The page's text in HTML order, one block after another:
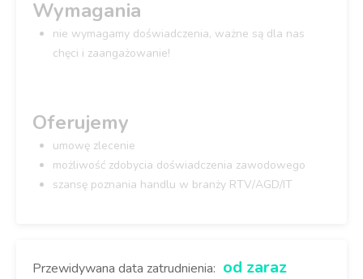
Wymagania
nie wymagamy doświadczenia, ważne są dla nas
chęci i zaangażowanie!
Oferujemy
umowę zlecenie
możliwość zdobycia doświadczenia zawodowego
szansę poznania handlu w branży RTV/AGD/IT
Przewidywana data zatrudnienia: od zaraz